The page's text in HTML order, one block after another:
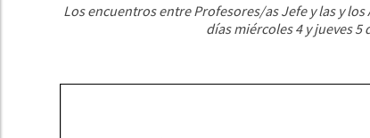
Los encuentros entre Profesores/as Jefe y las y
días miércoles 4 y jueves